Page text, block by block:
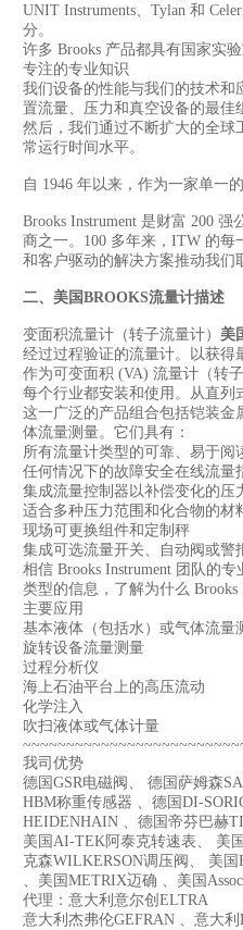
UNIT Instruments、Tylan 和
分。
许多 Brooks 产品都具有国家实
专注的专业知识
我们设备的性能与我们的技术
置流量、压力和真空设备的最佳
然后，我们通过不断扩大的全球
常运行时间水平。
自 1946 年以来，作为一家单一
Brooks Instrument 是财富 200
商之一。100 多年来，ITW 的
和客户驱动的解决方案推动我们
二、 美国BROOKS流量计描述
变面积流量计（转子流量计） 美
经过过程验证的流量计。以获得
作为可变面积 (VA) 流量计（转
每个行业都安装和使用。从直列
这一广泛的产品组合包括铠装金
体流量测量。它们具有：
所有流量计类型的可靠、易于阅
任何情况下的故障安全在线流量
集成流量控制器以补偿变化的压
适合多种压力范围和化合物的材
现场可更换组件和定制秤
集成可选流量开关、自动阀或警
相信 Brooks Instrument 团队的
类型的信息，了解为什么 Brooks
主要应用
基本液体（包括水）或气体流量
旋转设备流量测量
过程分析仪
海上石油平台上的高压流动
化学注入
吹扫液体或气体计量
我司优势
德国GSR电磁阀、 德国萨姆森
HBM称重传感器 、德国DI-
HEIDENHAIN 、德国帝芬巴赫
美国AI-TEK阿泰克转速表、 美
克森WILKERSON调压阀、 美
、美国METRIX迈确 、美国
代理：意大利意尔创ELTRA
意大利杰弗伦GEFRAN 、意大